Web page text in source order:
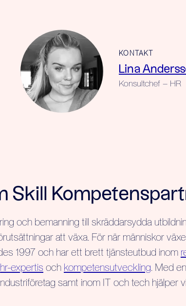
KONTAKT
Lina
Konsultchef – HR
Skill
och bemanning till skräddarsydda
att växa. För när människor
1997 och har ett brett tjänsteutbud inom
hr-expertis och kompetensutveckling. Med
samt inom IT och tech hjälper